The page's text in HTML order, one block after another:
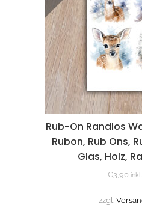
Rub-On Randlos
Rubon, Rub Ons,
Glas, Holz,
€3,90
zzgl.